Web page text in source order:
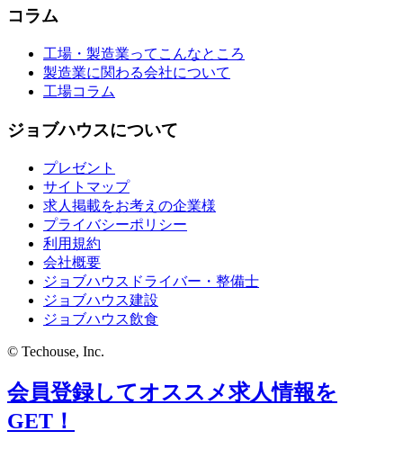
コラム
工場・製造業ってこんなところ
製造業に関わる会社について
工場コラム
ジョブハウスについて
プレゼント
サイトマップ
求人掲載をお考えの企業様
プライバシーポリシー
利用規約
会社概要
ジョブハウスドライバー・整備士
ジョブハウス建設
ジョブハウス飲食
© Techouse, Inc.
会員登録してオススメ求人情報を
GET！